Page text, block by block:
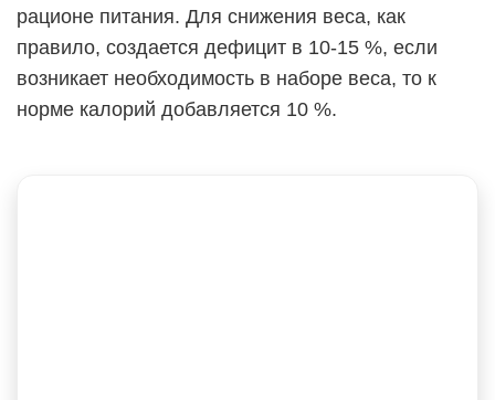
рационе питания. Для снижения веса, как
правило, создается дефицит в 10-15 %, если
возникает необходимость в наборе веса, то к
норме калорий добавляется 10 %.